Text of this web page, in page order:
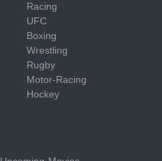
Racing
UFC
Boxing
Wrestling
Rugby
Motor-Racing
Hockey